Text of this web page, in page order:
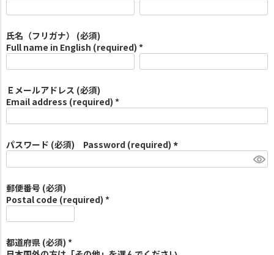
氏名（フリガナ） (必須)
Full name in English (required) *
Ｅメールアドレス (必須)
Email address (required) *
パスワード (必須) Password (required)
必
郵便番号 (必須)
Postal code (required) *
都道府県 (必須) *